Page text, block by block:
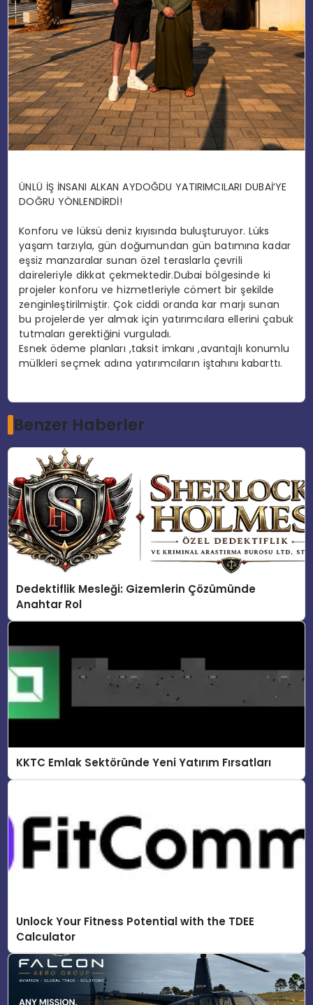
ÜNLÜ İŞ İNSANI ALKAN AYDOĞDU YATIRIMCILARI DUBAİ’YE
DOĞRU YÖNLENDİRDİ!
Konforu ve lüksü deniz kıyısında buluşturuyor. Lüks
yaşam tarzıyla, gün doğumundan gün batımına kadar
eşsiz manzaralar sunan özel teraslarla çevrili
daireleriyle dikkat çekmektedir.Dubai bölgesinde ki
projeler konforu ve hizmetleriyle cömert bir şekilde
zenginleştirilmiştir. Çok ciddi oranda kar marjı sunan
bu projelerde yer almak için yatırımcılara ellerini çabuk
tutmaları gerektiğini vurguladı.
Esnek ödeme planları ,taksit imkanı ,avantajlı konumlu
mülkleri seçmek adına yatırımcıların iştahını kabarttı.
Benzer Haberler
Dedektiflik Mesleği: Gizemlerin Çözümünde
Anahtar Rol
KKTC Emlak Sektöründe Yeni Yatırım Fırsatları
Unlock Your Fitness Potential with the TDEE
Calculator